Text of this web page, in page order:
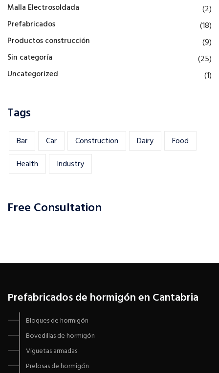
Malla Electrosoldada
(2)
Prefabricados
(18)
Productos construcción
(9)
Sin categoría
(25)
Uncategorized
(1)
Tags
Bar Car Construction Dairy
Food
Health
Industry
Free Consultation
Prefabricados de hormigón en Cantabria
Bloques de hormigón
Bovedillas de hormigón
Viguetas armadas
Prelosas de hormigón